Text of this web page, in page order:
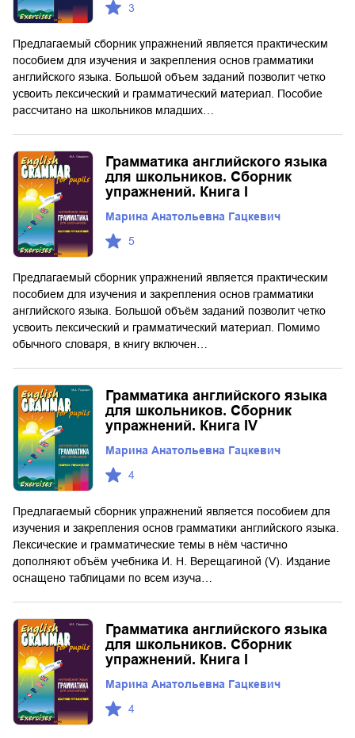
3
Предлагаемый сборник упражнений является практическим
пособием для изучения и закрепления основ грамматики
английского языка. Большой объем заданий позволит четко
усвоить лексический и грамматический материал. Пособие
рассчитано на школьников младших…
Грамматика английского языка
для школьников. Сборник
упражнений. Книга I
Марина Анатольевна Гацкевич
5
Предлагаемый сборник упражнений является практическим
пособием для изучения и закрепления основ грамматики
английского языка. Большой объём заданий позволит четко
усвоить лексический и грамматический материал. Помимо
обычного словаря, в книгу включен…
Грамматика английского языка
для школьников. Сборник
упражнений. Книга IV
Марина Анатольевна Гацкевич
4
Предлагаемый сборник упражнений является пособием для
изучения и закрепления основ грамматики английского языка.
Лексические и грамматические темы в нём частично
дополняют объём учебника И. Н. Верещагиной (V). Издание
оснащено таблицами по всем изуча…
Грамматика английского языка
для школьников. Сборник
упражнений. Книга I
Марина Анатольевна Гацкевич
4